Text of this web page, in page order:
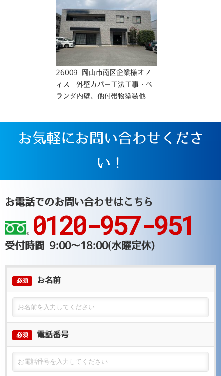
26009_岡山市南区企業様オフ
ィス 外壁カバー工法工事・ベ
ランダ内壁、他付帯物塗装他
お気軽にお問い合わせくださ
い！
お電話でのお問い合わせはこちら
0120-957-951
受付時間 9:00～18:00(水曜定休)
必須 お名前
必須 電話番号